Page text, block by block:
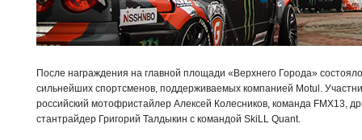
После награждения на главной площади «Верхнего Города»
сильнейших спортсменов, поддерживаемых компанией Motul.
российский мотофристайлер Алексей Колесников, команда FMX13,
стантрайдер Григорий Талдыкин с командой SkiLL Quant.